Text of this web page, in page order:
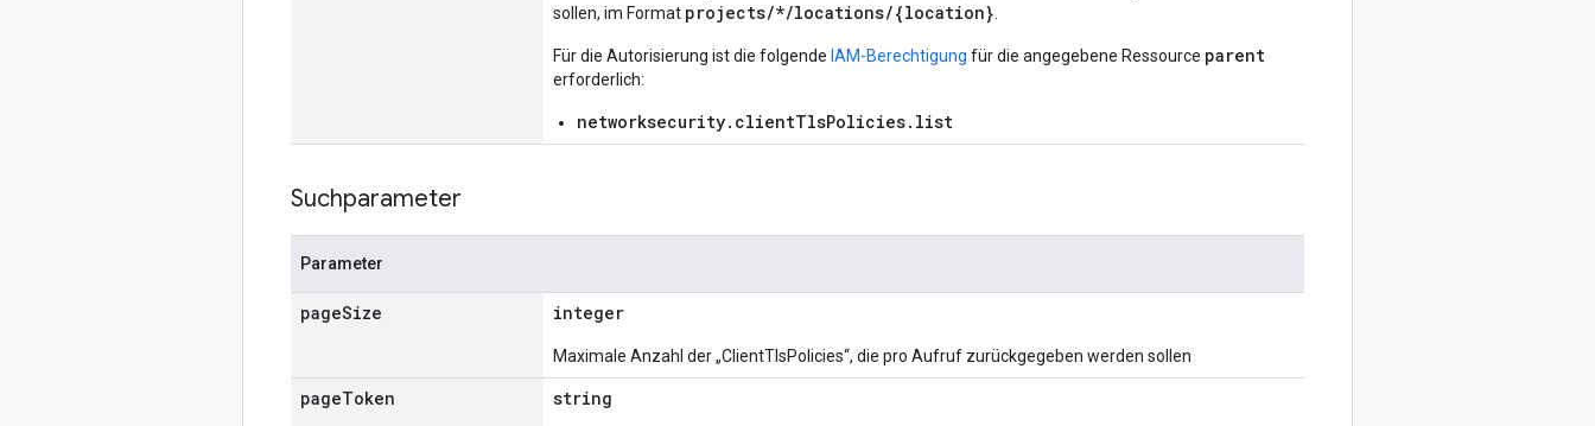
sollen, im Format projects/*/locations/{location}
Für die Autorisierung ist die folgende IAM-Berechtigung für die angegebene Ressource parent
erforderlich:
networksecurity.clientTlsPolicies.list
Suchparameter
Parameter
pageSize integer
Maximale Anzahl der „ClientTlsPolicies“, die pro Aufruf zurückgegeben werden sollen
pageToken string